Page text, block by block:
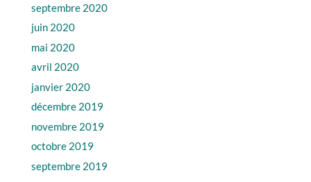
septembre 2020
juin 2020
mai 2020
avril 2020
janvier 2020
décembre 2019
novembre 2019
octobre 2019
septembre 2019